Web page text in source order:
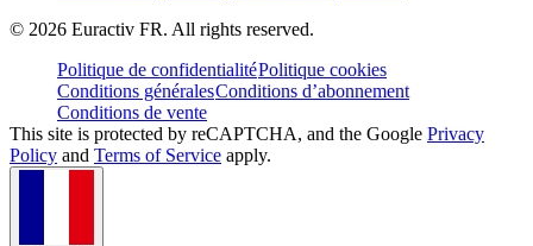
© 2026 Euractiv FR. All rights reserved.
Politique de confidentialitéPolitique cookies
Conditions généralesConditions d’abonnement
Conditions de vente
This site is protected by reCAPTCHA, and the Google Privacy
Policy and Terms of Service apply.